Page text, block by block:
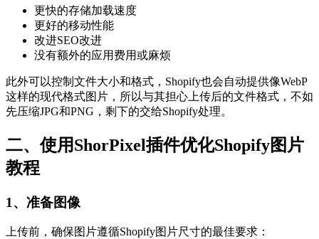
更快的存储加载速度
更好的移动性能
改进SEO改进
没有额外的应用费用或麻烦
此外可以控制文件大小和格式，Shopify也会自动提供像WebP
这样的现代格式图片，所以与其担心上传后的文件格式，不如
先压缩JPG和PNG，剩下的交给Shopify处理。
二、使用ShorPixel插件优化Shopify图片
教程
1、准备图像
上传前，确保图片遵循Shopify图片尺寸的最佳要求：